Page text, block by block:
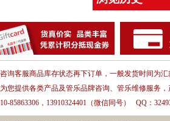
询客服商品库存状态再下订单，一般发货时间为汇
您提供各类产品及管乐品牌咨询、管乐维修服务
85863306，13910324401（微信同号） QQ：